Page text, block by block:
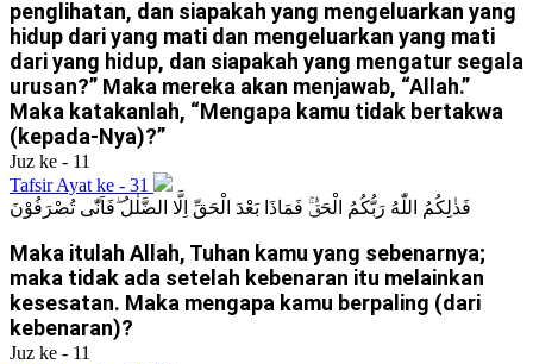
penglihatan, dan siapakah yang mengeluarkan yang
hidup dari yang mati dan mengeluarkan yang mati
dari yang hidup, dan siapakah yang mengatur segala
urusan?” Maka mereka akan menjawab, “Allah.”
Maka katakanlah, “Mengapa kamu tidak bertakwa
(kepada-Nya)?”
Juz ke - 11
Tafsir Ayat ke - 31
فَذٰلِكُمُ اللّٰهُ رَبُّكُمُ الْحَقُّۚ فَمَاذَا بَعْدَ الْحَقِّ اِلَّا الضَّلٰلُ ۖفَاَنّٰى تُصْرَفُوْنَ
Maka itulah Allah, Tuhan kamu yang sebenarnya;
maka tidak ada setelah kebenaran itu melainkan
kesesatan. Maka mengapa kamu berpaling (dari
kebenaran)?
Juz ke - 11